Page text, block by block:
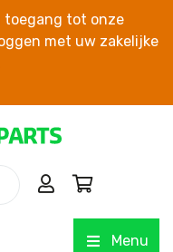
tot onze
met uw zakelijke
Menu